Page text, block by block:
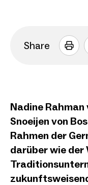
Share
Nadine
Snoeijen von
Rahmen der
darüber wie der